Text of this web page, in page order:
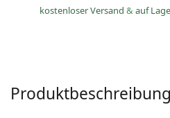
kostenloser Versand& auf
Produktbeschreibung